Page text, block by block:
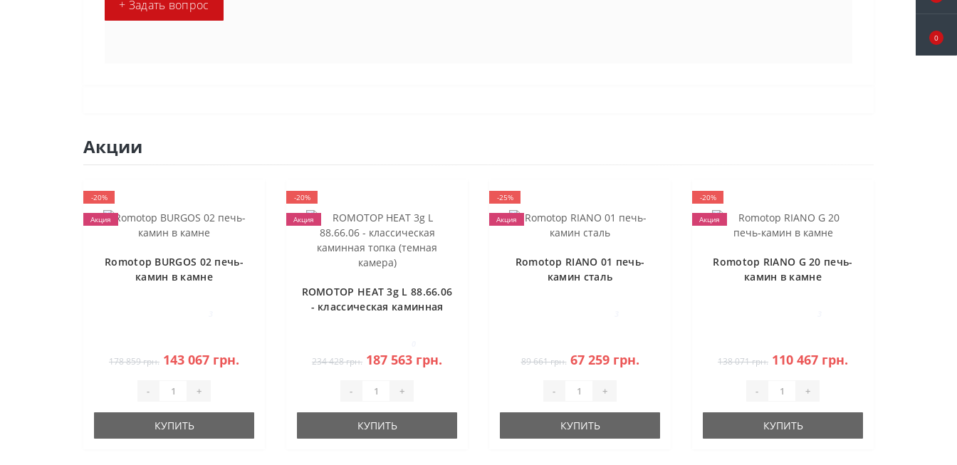
0
+ Задать вопрос
Акции
-20%
Акция
Romotop BURGOS 02 печь-
камин в камне
178 859 грн. 143 067 грн.
- +
КУПИТЬ
-20%
Акция
ROMOTOP HEAT 3g L 88.66.06
- классическая каминная
234 428 грн. 187 563 грн.
- +
КУПИТЬ
-25%
Акция
Romotop RIANO 01 печь-
камин сталь
89 661 грн. 67 259 грн.
- +
КУПИТЬ
-20%
Акция
Romotop RIANO G 20 печь-
камин в камне
138 071 грн. 110 467 грн.
- +
КУПИТЬ